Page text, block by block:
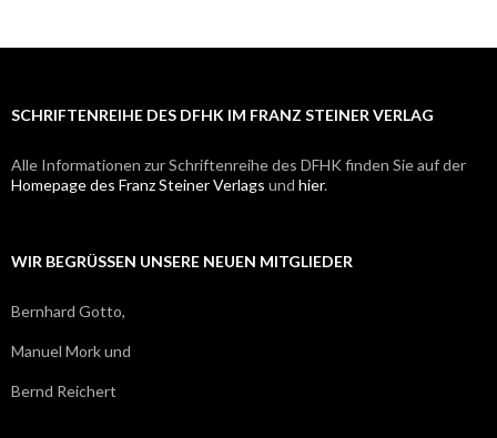
SCHRIFTENREIHE DES DFHK IM FRANZ STEINER VERLAG
Alle Informationen zur Schriftenreihe des DFHK finden Sie auf der
Homepage des Franz Steiner Verlags und hier.
WIR BEGRÜSSEN UNSERE NEUEN MITGLIEDER
Bernhard Gotto,
Manuel Mork und
Bernd Reichert